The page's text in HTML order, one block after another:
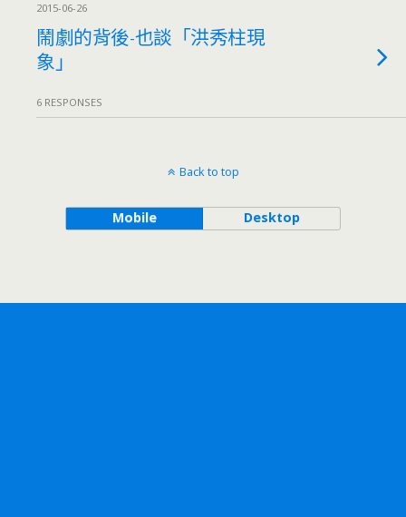
2015-06-26
鬧劇的背後-也談「洪秀柱現
象」
6 RESPONSES
Back to top
Mobile Desktop